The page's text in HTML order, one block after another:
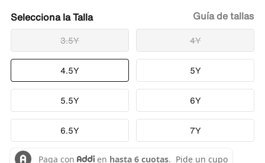
Talla
3.5Y 4Y
4.5Y 5Y
5.5Y 6Y
6.5Y 7Y
Guía de tallas